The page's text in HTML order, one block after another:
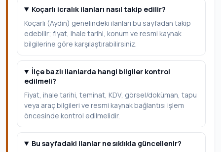
Koçarlı icralık ilanları nasıl takip edilir?
Koçarlı (Aydın) genelindeki ilanları bu sayfadan takip
edebilir; fiyat, ihale tarihi, konum ve resmi kaynak
bilgilerine göre karşılaştırabilirsiniz.
İlçe bazlı ilanlarda hangi bilgiler kontrol
edilmeli?
Fiyat, ihale tarihi, teminat, KDV, görsel/doküman, tapu
veya araç bilgileri ve resmi kaynak bağlantısı işlem
öncesinde kontrol edilmelidir.
Bu sayfadaki ilanlar ne sıklıkla güncellenir?